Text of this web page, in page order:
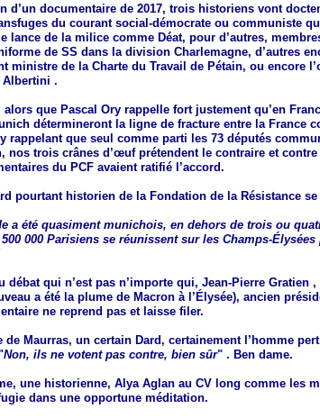
d’un documentaire de 2017, trois historiens vont
du courant social-démocrate ou communiste
lance de la milice comme Déat, pour d’autres,
de SS dans la division Charlemagne, d’autres
ministre de la Charte du Travail de Pétain, ou encore
Albertini .
alors que Pascal Ory rappelle fort justement qu’en
détermineront la ligne de fracture entre la France
rappelant que seul comme parti les 73 députés
nos trois crânes d’œuf prétendent le contraire et
du PCF avaient ratifié l’accord.
pourtant historien de la Fondation de la Résistance se
a été quasiment munichois, en dehors de trois ou
000 Parisiens se réunissent sur les Champs-
débat qui n’est pas n’importe qui, Jean-Pierre Gratien
a été la plume de Macron à l’Élysée), ancien
ne reprend pas et laisse filer.
de Maurras, un certain Dard, certainement l’homme
Non, ils ne votent pas contre, bien sûr" . Ben dame.
une historienne, Alya Aglan au CV long comme les
dans une opportune méditation.